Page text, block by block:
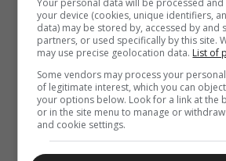
your device (cookies, unique identifiers,
data) may be stored by, accessed by and
partners, or used specifically by this site.
may use precise geolocation data. List of
Some vendors may process your
of legitimate interest, which you can
your options below. Look for a link at the
or in the site menu to manage or
and cookie settings.